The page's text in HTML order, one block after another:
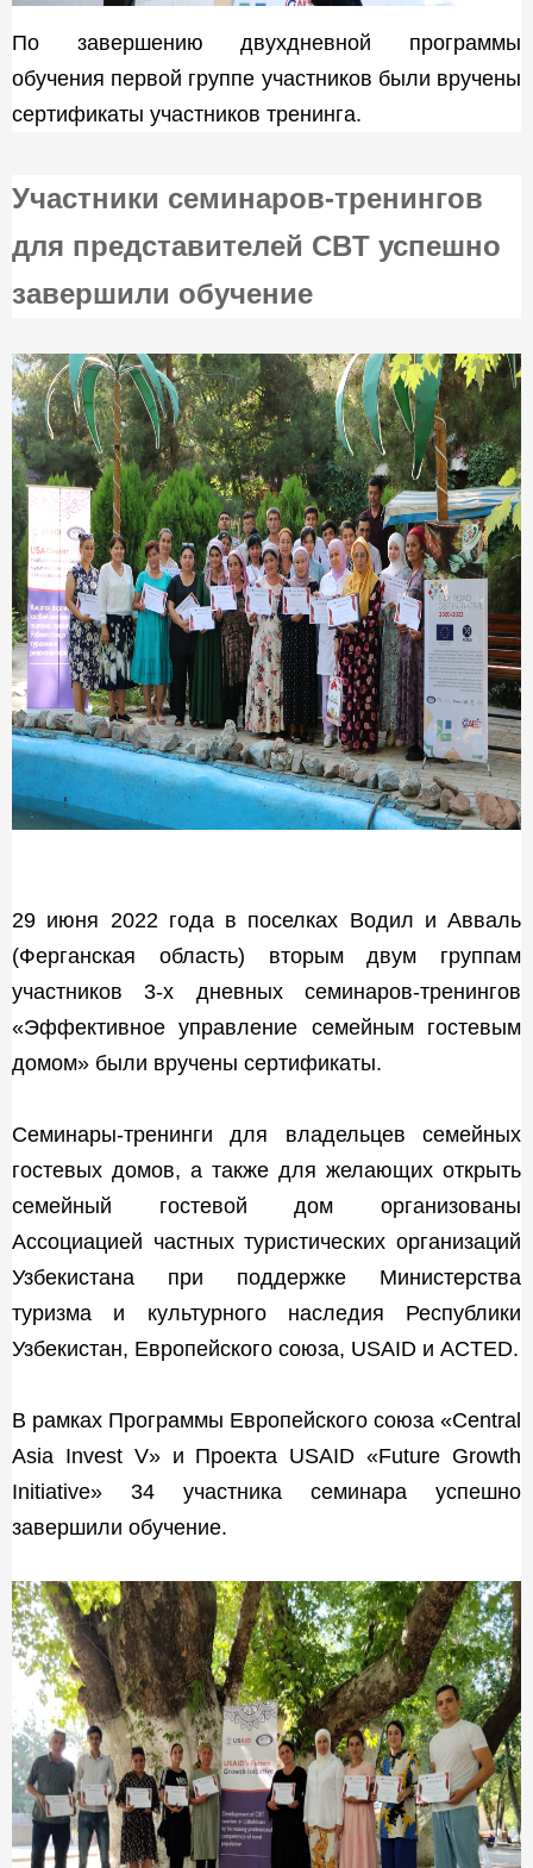
По завершению двухдневной программы
обучения первой группе участников были вручены
сертификаты участников тренинга.
Участники семинаров-тренингов
для представителей CBT успешно
завершили обучение
29 июня 2022 года в поселках Водил и Авваль
(Ферганская область) вторым двум группам
участников 3-х дневных семинаров-тренингов
«Эффективное управление семейным гостевым
домом» были вручены сертификаты.
Семинары-тренинги для владельцев семейных
гостевых домов, а также для желающих открыть
семейный гостевой дом организованы
Ассоциацией частных туристических организаций
Узбекистана при поддержке Министерства
туризма и культурного наследия Республики
Узбекистан, Европейского союза, USAID и ACTED.
В рамках Программы Европейского союза «Central
Asia Invest V» и Проекта USAID «Future Growth
Initiative» 34 участника семинара успешно
завершили обучение.